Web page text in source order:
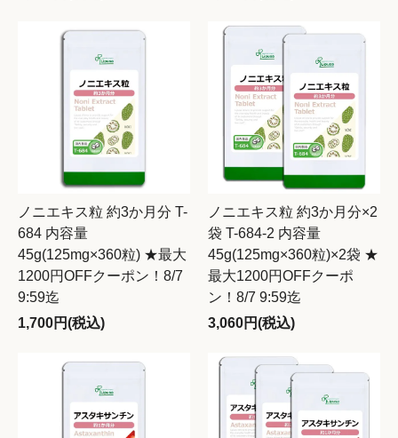
ノニエキス粒 約3か月分 T-
684 内容量
45g(125mg×360粒) ★最大
1200円OFFクーポン！8/7
9:59迄
1,700円(税込)
ノニエキス粒 約3か月分×2
袋 T-684-2 内容量
45g(125mg×360粒)×2袋 ★
最大1200円OFFクーポ
ン！8/7 9:59迄
3,060円(税込)